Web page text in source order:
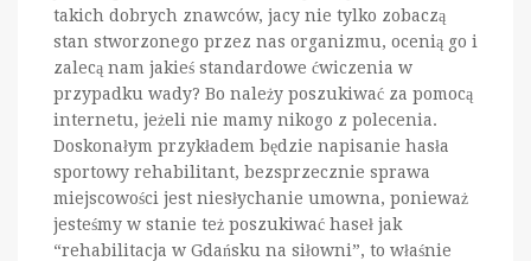
takich dobrych znawców, jacy nie tylko zobaczą
stan stworzonego przez nas organizmu, ocenią go i
zalecą nam jakieś standardowe ćwiczenia w
przypadku wady? Bo należy poszukiwać za pomocą
internetu, jeżeli nie mamy nikogo z polecenia.
Doskonałym przykładem będzie napisanie hasła
sportowy rehabilitant, bezsprzecznie sprawa
miejscowości jest niesłychanie umowna, ponieważ
jesteśmy w stanie też poszukiwać haseł jak
“rehabilitacja w Gdańsku na siłowni”, to właśnie